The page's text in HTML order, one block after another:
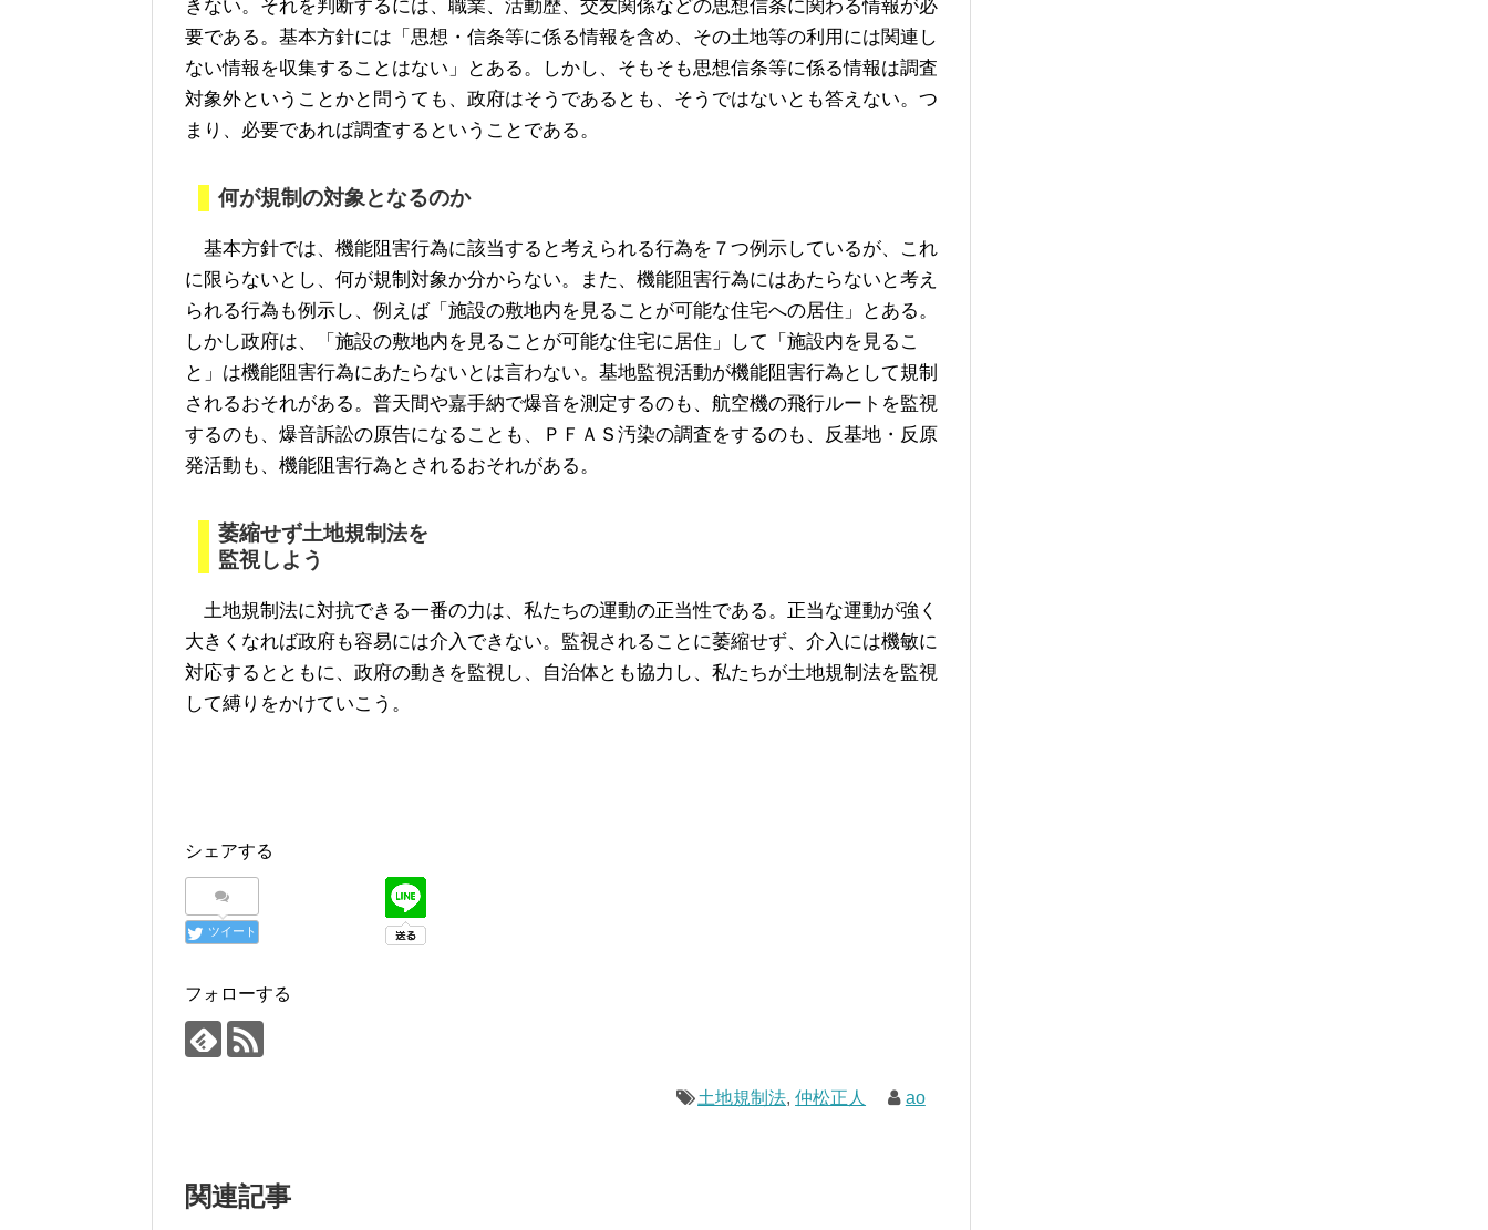
きない。それを判断するには、職業、活動歴、交友関係などの思想信条に関わる情報が必
要である。基本方針には「思想・信条等に係る情報を含め、その土地等の利用には関連し
ない情報を収集することはない」とある。しかし、そもそも思想信条等に係る情報は調査
対象外ということかと問うても、政府はそうであるとも、そうではないとも答えない。つ
まり、必要であれば調査するということである。
何が規制の対象となるのか
基本方針では、機能阻害行為に該当すると考えられる行為を７つ例示しているが、これ
に限らないとし、何が規制対象か分からない。また、機能阻害行為にはあたらないと考え
られる行為も例示し、例えば「施設の敷地内を見ることが可能な住宅への居住」とある。
しかし政府は、「施設の敷地内を見ることが可能な住宅に居住」して「施設内を見るこ
と」は機能阻害行為にあたらないとは言わない。基地監視活動が機能阻害行為として規制
されるおそれがある。普天間や嘉手納で爆音を測定するのも、航空機の飛行ルートを監視
するのも、爆音訴訟の原告になることも、ＰＦＡＳ汚染の調査をするのも、反基地・反原
発活動も、機能阻害行為とされるおそれがある。
萎縮せず土地規制法を
監視しよう
土地規制法に対抗できる一番の力は、私たちの運動の正当性である。正当な運動が強く
大きくなれば政府も容易には介入できない。監視されることに萎縮せず、介入には機敏に
対応するとともに、政府の動きを監視し、自治体とも協力し、私たちが土地規制法を監視
して縛りをかけていこう。
シェアする
ツイート
フォローする
土地規制法,仲松正人 ao
関連記事